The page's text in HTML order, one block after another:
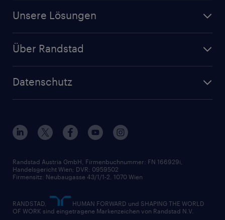
Unsere Lösungen
Über Randstad
Datenschutz
Randstad Austria GmbH, Firmenbuchnummer: FN 166929i,
Handelsgericht Wien; DVR: 0959502
Firmensitz: Neubaugasse 43/1/1-2, 1070 Wien
RANDSTAD,
HUMAN FORWARD und SHAPING THE WORLD
OF WORK sind eingetragene Markenzeichen von Randstad N.V.